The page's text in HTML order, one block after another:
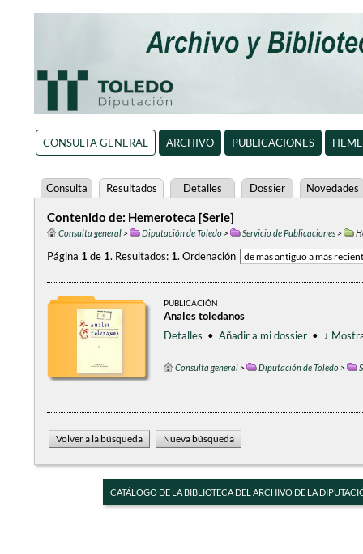
CONSULTA GENERAL ARCHIVO PUBLICACIONES
Consulta Resultados Detalles Dossier Novedades
Contenido de: Hemeroteca [Serie]
Consulta general> Diputación de Toledo> Servicio de Publicaciones>
Página 1 de 1. Resultados: 1. Ordenación
PUBLICACIÓN
Anales toledanos
Detalles • Añadir a mi dossier • ↓
Consulta general> Diputación de Toledo>
CATÁLOGO DE LA BIBLIOTECA DEL ARCHIVO DE LA